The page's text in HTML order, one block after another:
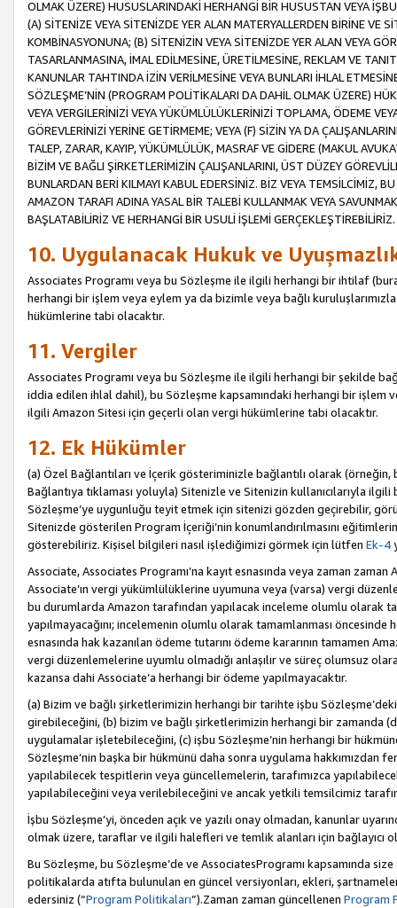
OLMAK ÜZERE) HUSUSLARINDAKİ HERHANGİ BİR HUSUSTAN VEYA
(A) SİTENİZE VEYA SİTENİZDE YER ALAN MATERYALLERDEN BİRİNE VE
KOMBİNASYONUNA; (B) SİTENİZİN VEYA SİTENİZDE YER ALAN VEYA
TASARLANMASINA, İMAL EDİLMESİNE, ÜRETİLMESİNE, REKLAM VE
KANUNLAR TAHTINDA İZİN VERİLMESİNE VEYA BUNLARI İHLAL
SÖZLEŞME’NİN (PROGRAM POLİTİKALARI DA DAHİL OLMAK ÜZERE)
VEYA VERGİLERİNİZİ VEYA YÜKÜMLÜLÜKLERİNİZİ TOPLAMA, ÖDEME
GÖREVLERİNİZİ YERİNE GETİRMEME; VEYA (F) SİZİN YA DA
TALEP, ZARAR, KAYIP, YÜKÜMLÜLÜK, MASRAF VE GİDERE (MAKUL
BİZİM VE BAĞLI ŞİRKETLERİMİZİN ÇALIŞANLARINI, ÜST DÜZEY
BUNLARDAN BERİ KILMAYI KABUL EDERSİNİZ. BİZ VEYA TEMSİLCİMİZ,
AMAZON TARAFI ADINA YASAL BİR TALEBİ KULLANMAK VEYA
BAŞLATABİLİRİZ VE HERHANGİ BİR USULİ İŞLEMİ GERÇEKLEŞTİREBİLİRİZ.
10. Uygulanacak Hukuk ve
Associates Programı veya bu Sözleşme ile ilgili herhangi bir ihtilaf
herhangi bir işlem veya eylem ya da bizimle veya bağlı
hükümlerine tabi olacaktır.
11. Vergiler
Associates Programı veya bu Sözleşme ile ilgili herhangi bir şekilde
iddia edilen ihlal dahil), bu Sözleşme kapsamındaki herhangi bir işlem
ilgili Amazon Sitesi için geçerli olan vergi hükümlerine tabi olacaktır.
12. Ek Hükümler
(a) Özel Bağlantıları ve İçerik gösteriminizle bağlantılı olarak
Bağlantıya tıklaması yoluyla) Sitenizle ve Sitenizin kullanıcılarıyla
Sözleşme’ye uygunluğu teyit etmek için sitenizi gözden geçirebilir,
Sitenizde gösterilen Program İçeriği’nin konumlandırılmasını
gösterebiliriz. Kişisel bilgileri nasıl işlediğimizi görmek için lütfen Ek-4
Associate, Associates Programı’na kayıt esnasında veya zaman
Associate’ın vergi yükümlülüklerine uyumuna veya (varsa) vergi
bu durumlarda Amazon tarafından yapılacak inceleme olumlu olarak
yapılmayacağını; incelemenin olumlu olarak tamamlanması
esnasında hak kazanılan ödeme tutarını ödeme kararının tamamen
vergi düzenlemelerine uyumlu olmadığı anlaşılır ve süreç olumsuz
kazansa dahi Associate’a herhangi bir ödeme yapılmayacaktır.
(a) Bizim ve bağlı şirketlerimizin herhangi bir tarihte işbu
girebileceğini, (b) bizim ve bağlı şirketlerimizin herhangi bir zamanda
uygulamalar işletebileceğini, (c) işbu Sözleşme’nin herhangi bir
Sözleşme’nin başka bir hükmünü daha sonra uygulama hakkımızdan
yapılabilecek tespitlerin veya güncellemelerin, tarafımızca
yapılabileceğini veya verilebileceğini ve ancak yetkili temsilcimiz
İşbu Sözleşme’yi, önceden açık ve yazılı onay olmadan, kanunlar
olmak üzere, taraflar ve ilgili halefleri ve temlik alanları için bağlayıcı
Bu Sözleşme, bu Sözleşme’de ve AssociatesProgramı kapsamında
politikalarda atıfta bulunulan en güncel versiyonları, ekleri,
edersiniz (“Program Politikaları”).Zaman zaman güncellenen Program